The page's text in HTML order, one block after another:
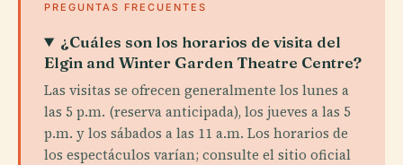
PREGUNTAS FRECUENTES
¿Cuáles son los horarios de visita del
Elgin and Winter Garden Theatre Centre?
Las visitas se ofrecen generalmente los lunes a
las 5 p.m. (reserva anticipada), los jueves a las 5
p.m. y los sábados a las 11 a.m. Los horarios de
los espectáculos varían; consulte el sitio oficial